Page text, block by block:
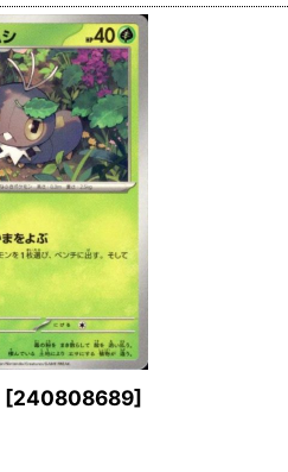
[240808689]